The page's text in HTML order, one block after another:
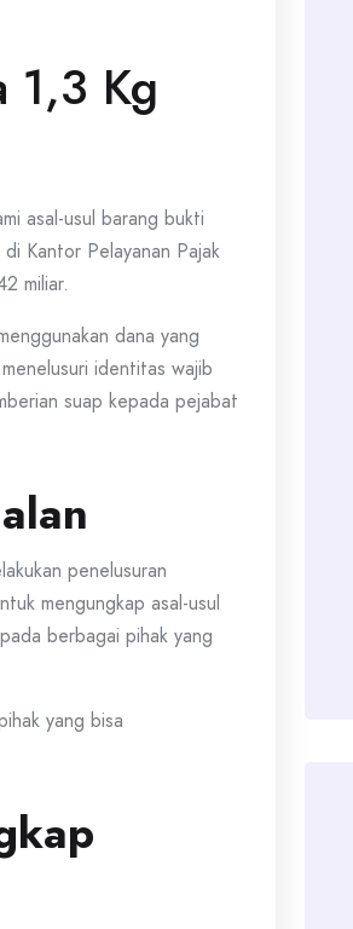
1,3 Kg
asal-usul barang bukti
Kantor Pelayanan Pajak
miliar.
dana yang
identitas wajib
suap kepada pejabat
penelusuran
mengungkap asal-usul
berbagai pihak yang
yang bisa